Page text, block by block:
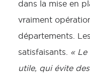
dans la mise en
vraiment
départements.
satisfaisants.
« Le
utile, qui évite